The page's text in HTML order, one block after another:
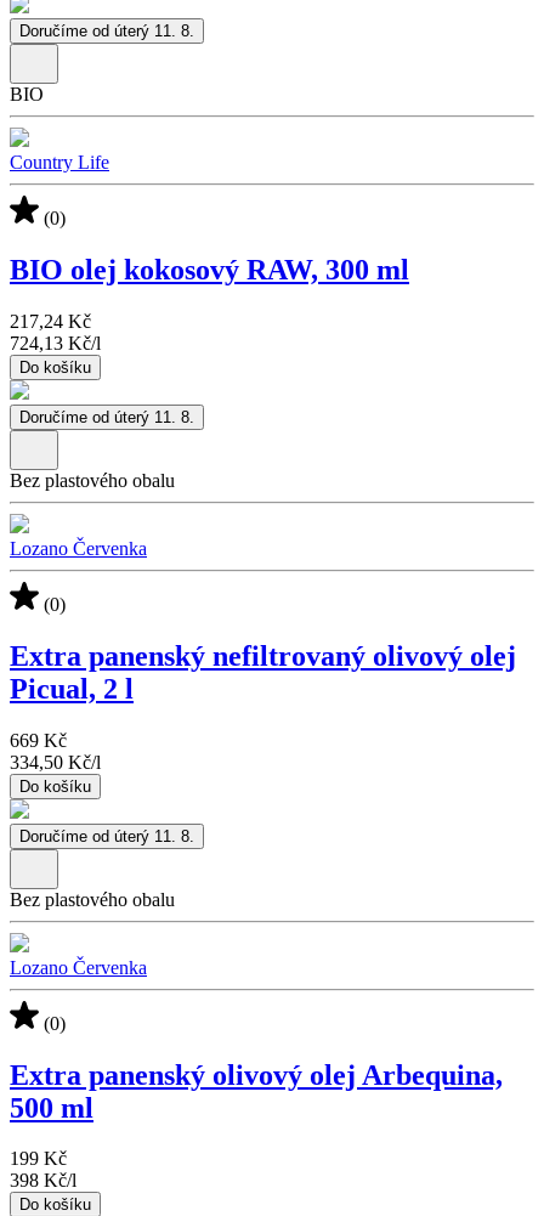
Doručíme od úterý 11. 8.
BIO
Country Life
(0)
BIO olej kokosový RAW, 300 ml
217,24 Kč
724,13 Kč/l
Do košíku
Doručíme od úterý 11. 8.
Bez plastového obalu
Lozano Červenka
(0)
Extra panenský nefiltrovaný olivový olej
Picual, 2 l
669 Kč
334,50 Kč/l
Do košíku
Doručíme od úterý 11. 8.
Bez plastového obalu
Lozano Červenka
(0)
Extra panenský olivový olej Arbequina,
500 ml
199 Kč
398 Kč/l
Do košíku